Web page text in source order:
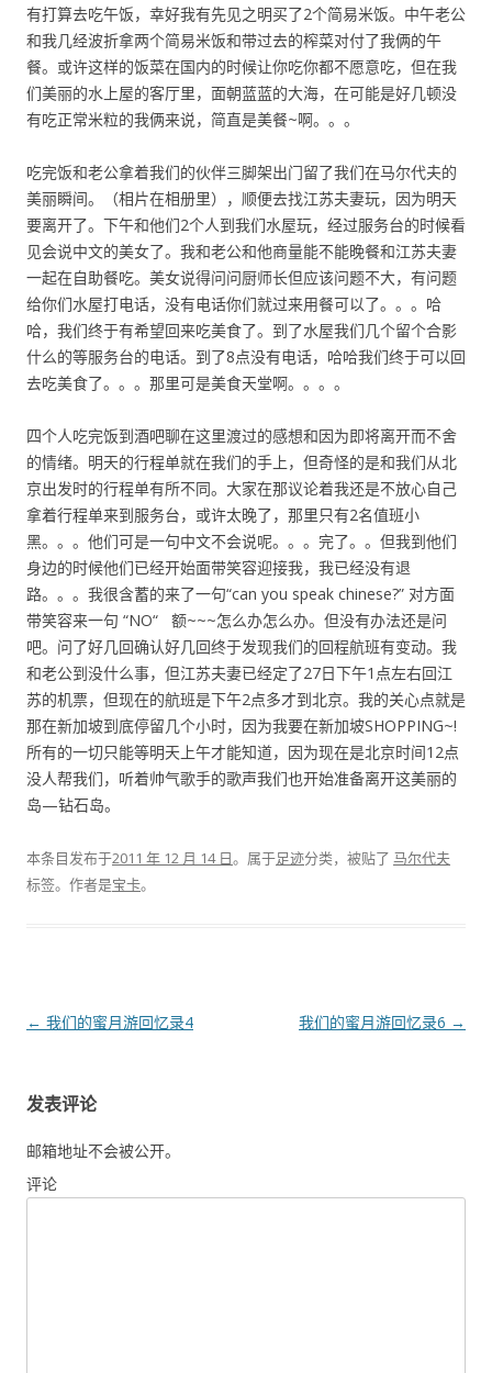
有打算去吃午饭，幸好我有先见之明买了2个简易米饭。中午老公
和我几经波折拿两个简易米饭和带过去的榨菜对付了我俩的午
餐。或许这样的饭菜在国内的时候让你吃你都不愿意吃，但在我
们美丽的水上屋的客厅里，面朝蓝蓝的大海，在可能是好几顿没
有吃正常米粒的我俩来说，简直是美餐~啊。。。
吃完饭和老公拿着我们的伙伴三脚架出门留了我们在马尔代夫的
美丽瞬间。（相片在相册里），顺便去找江苏夫妻玩，因为明天
要离开了。下午和他们2个人到我们水屋玩，经过服务台的时候看
见会说中文的美女了。我和老公和他商量能不能晚餐和江苏夫妻
一起在自助餐吃。美女说得问问厨师长但应该问题不大，有问题
给你们水屋打电话，没有电话你们就过来用餐可以了。。。哈
哈，我们终于有希望回来吃美食了。到了水屋我们几个留个合影
什么的等服务台的电话。到了8点没有电话，哈哈我们终于可以回
去吃美食了。。。那里可是美食天堂啊。。。。
四个人吃完饭到酒吧聊在这里渡过的感想和因为即将离开而不舍
的情绪。明天的行程单就在我们的手上，但奇怪的是和我们从北
京出发时的行程单有所不同。大家在那议论着我还是不放心自己
拿着行程单来到服务台，或许太晚了，那里只有2名值班小
黑。。。他们可是一句中文不会说呢。。。完了。。但我到他们
身边的时候他们已经开始面带笑容迎接我，我已经没有退
路。。。我很含蓄的来了一句“can you speak chinese?” 对方面
带笑容来一句 “NO“ 额~~~怎么办怎么办。但没有办法还是问
吧。问了好几回确认好几回终于发现我们的回程航班有变动。我
和老公到没什么事，但江苏夫妻已经定了27日下午1点左右回江
苏的机票，但现在的航班是下午2点多才到北京。我的关心点就是
那在新加坡到底停留几个小时，因为我要在新加坡SHOPPING~!
所有的一切只能等明天上午才能知道，因为现在是北京时间12点
没人帮我们，听着帅气歌手的歌声我们也开始准备离开这美丽的
岛—钻石岛。
本条目发布于2011 年 12 月 14 日。属于足迹分类，被贴了 马尔代夫
标签。 作者是宝卡。
文
航
← 我们的蜜月游回忆录4 我们的蜜月游回忆录6 →
发表评论
邮箱地址不会被公开。
评论